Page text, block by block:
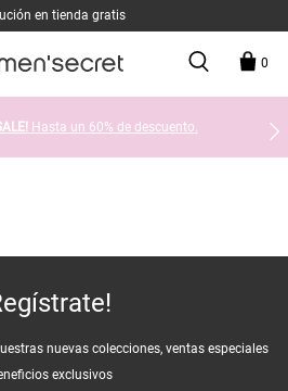
en tienda gratis
0
Hasta un 60% de descuento.
nuevas colecciones, ventas especiales
exclusivos